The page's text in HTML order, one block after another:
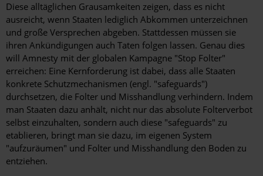
Diese alltäglichen Grausamkeiten zeigen, dass es nicht
ausreicht, wenn Staaten lediglich Abkommen unterzeichnen
und große Versprechen abgeben. Stattdessen müssen sie
ihren Ankündigungen auch Taten folgen lassen. Genau dies
will Amnesty mit der globalen Kampagne "Stop Folter"
erreichen: Eine Kernforderung ist dabei, dass alle Staaten
konkrete Schutzmechanismen (engl. "safeguards")
durchsetzen, die Folter und Misshandlung verhindern. Indem
man Staaten dazu anhält, nicht nur das absolute Folterverbot
selbst einzuhalten, sondern auch diese "safeguards" zu
etablieren, bringt man sie dazu, im eigenen System
"aufzuräumen" und Folter und Misshandlung den Boden zu
entziehen.